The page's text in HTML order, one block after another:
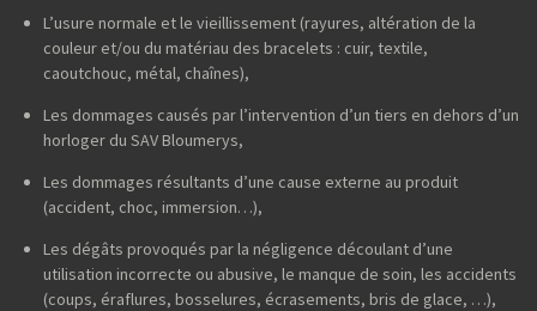
L’usure normale et le vieillissement (rayures, altération de la
couleur et/ou du matériau des bracelets : cuir, textile,
caoutchouc, métal, chaînes),
Les dommages causés par l’intervention d’un tiers en dehors d’un
horloger du SAV Bloumerys,
Les dommages résultants d’une cause externe au produit
(accident, choc, immersion…),
Les dégâts provoqués par la négligence découlant d’une
utilisation incorrecte ou abusive, le manque de soin, les accidents
(coups, éraflures, bosselures, écrasements, bris de glace, …),